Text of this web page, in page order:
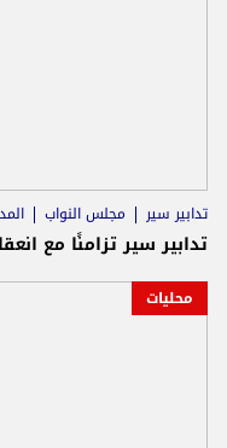
تدابير سير مجلس النواب
تدابير سير تزامنًا مع
محليات